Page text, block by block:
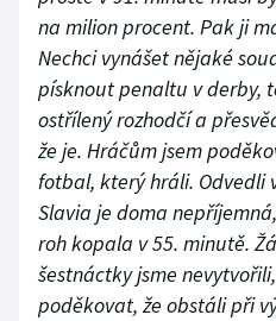
na milion procent. Pak ji
Nechci vynášet nějaké
písknout penaltu v derby,
ostřílený rozhodčí a
že je. Hráčům jsem
fotbal, který hráli. Odvedli
Slavia je doma
roh kopala v 55. minutě.
šestnáctky jsme
poděkovat, že obstáli při